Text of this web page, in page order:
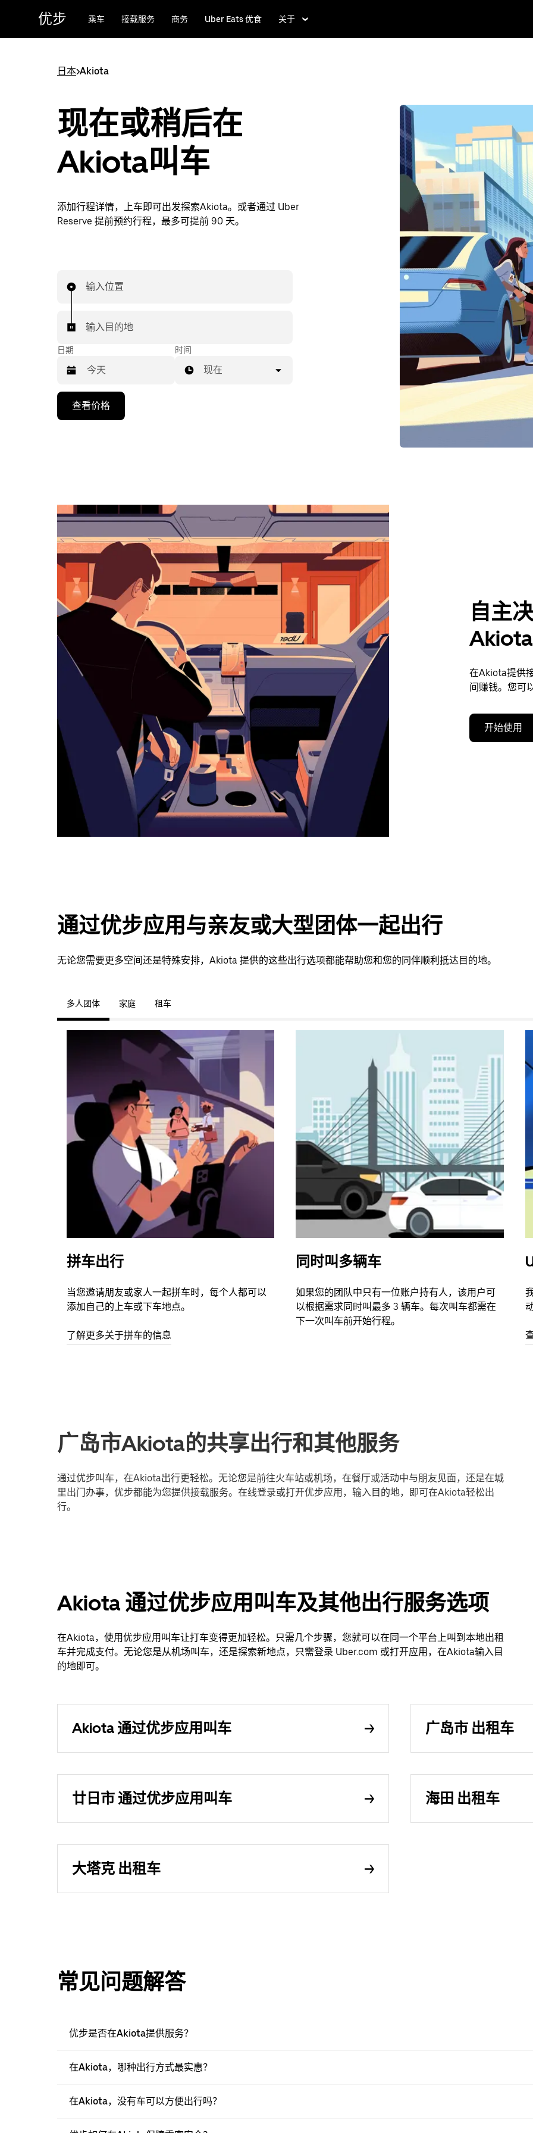
优步 乘车 接载服务 商务 Uber Eats 优食 关于
日本>Akiota
现在或稍后在
Akiota叫车
添加行程详情，上车即可出发探索Akiota。或者通过 Uber
Reserve 提前预约行程，最多可提前 90 天。
输入位置
输入目的地
日期
向
览
历
日
期。
退
日
历。
时间
现在
查看价格
自主
在Akiota提供
间赚钱。您可
开始使用
通过优步应用与亲友或大型团体一起出行
无论您需要更多空间还是特殊安排，Akiota 提供的这些出行选项都能帮助您和您的同伴顺利抵达目的地。
多人团体 家庭 租车
拼车出行
当您邀请朋友或家人一起拼车时，每个人都可以
添加自己的上车或下车地点。
了解更多关于拼车的信息
同时叫多辆车
如果您的团队中只有一位账户持有人，该用户可
以根据需求同时叫最多 3 辆车。每次叫车都需在
下一次叫车前开始行程。
广岛市Akiota的共享出行和其他服务
通过优步叫车，在Akiota出行更轻松。无论您是前往火车站或机场，在餐厅或活动中与朋友见面，还是在城
里出门办事，优步都能为您提供接载服务。在线登录或打开优步应用，输入目的地，即可在Akiota轻松出
行。
Akiota 通过优步应用叫车及其他出行服务选项
在Akiota，使用优步应用叫车让打车变得更加轻松。只需几个步骤，您就可以在同一个平台上叫到本地出租
车并完成支付。无论您是从机场叫车，还是探索新地点，只需登录 Uber.com 或打开应用，在Akiota输入目
的地即可。
Akiota 通过优步应用叫车 广岛市 出租车
廿日市 通过优步应用叫车 海田 出租车
大塔克 出租车
常见问题解答
优步是否在Akiota提供服务？
在Akiota，哪种出行方式最实惠？
在Akiota，没有车可以方便出行吗？